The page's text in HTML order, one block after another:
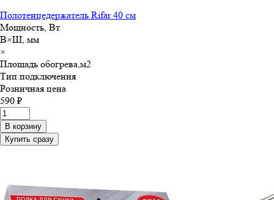
Полотенцедержатель Rifar 40 см
Мощность, Вт
В×Ш, мм
×
Площадь обогрева,м2
Тип подключения
Розничная цена
590 ₽
В корзину
Купить сразу